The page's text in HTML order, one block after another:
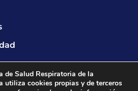
de Salud Respiratoria de la
utiliza cookies propias y de terceros
de